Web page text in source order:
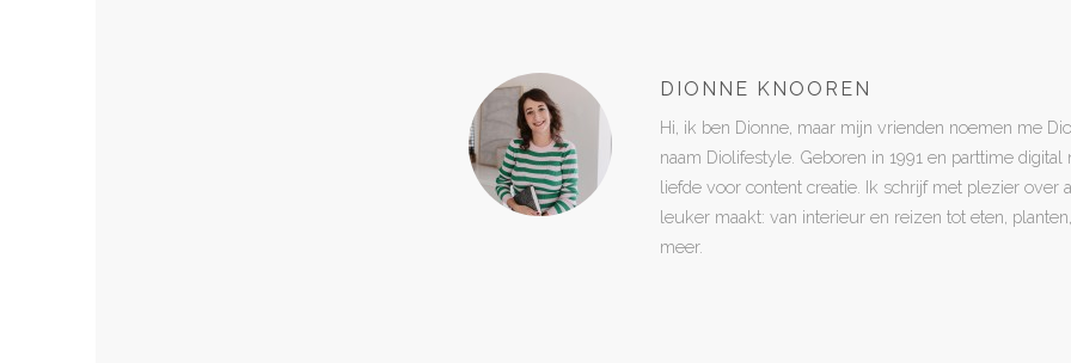
DIONNE KNOOREN
Hi, ik ben Dionne, maar mijn vrienden noemen me
naam Diolifestyle. Geboren in 1991 en parttime
liefde voor content creatie. Ik schrijf met plezier over
leuker maakt: van interieur en reizen tot eten,
meer.